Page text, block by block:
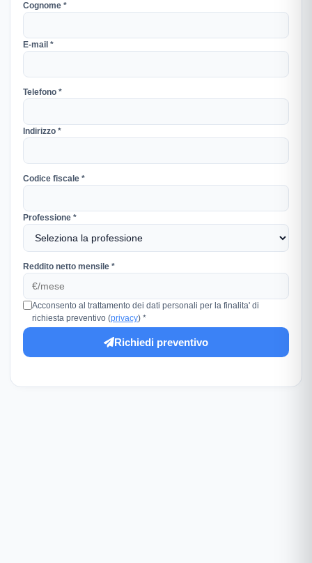
Cognome *
E-mail *
Telefono *
Indirizzo *
Codice fiscale *
Professione *
Reddito netto mensile *
Acconsento al trattamento dei dati personali per la finalita' di
richiesta preventivo (privacy) *
Richiedi preventivo